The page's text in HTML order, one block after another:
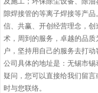
隙焊接管的等离子焊接等产
信、共赢、开创经营理念，
术，周到的服务，卓越的品
户，坚持用自己的服务去打
公司具体的地址是：无锡市
疑问，您可以直接给我们留
时与您联络。